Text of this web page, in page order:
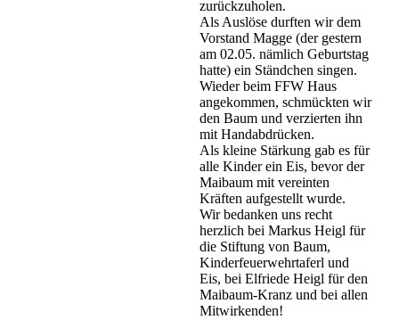
zurückzuholen.
Als Auslöse durften wir dem
Vorstand Magge (der gestern
am 02.05. nämlich Geburtstag
hatte) ein Ständchen singen.
Wieder beim FFW Haus
angekommen, schmückten wir
den Baum und verzierten ihn
mit Handabdrücken.
Als kleine Stärkung gab es für
alle Kinder ein Eis, bevor der
Maibaum mit vereinten
Kräften aufgestellt wurde.
Wir bedanken uns recht
herzlich bei Markus Heigl für
die Stiftung von Baum,
Kinderfeuerwehrtaferl und
Eis, bei Elfriede Heigl für den
Maibaum-Kranz und bei allen
Mitwirkenden!